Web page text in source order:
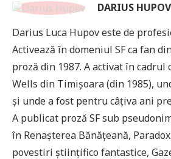
DARIUS HUPOV
Darius Luca Hupov este de
Activează în domeniul SF ca fan
proză din 1987. A activat în cadrul
Wells din Timișoara (din 1985),
și unde a fost pentru câțiva ani
A publicat proză SF sub
în Renașterea Bănățeană, Paradox
povestiri științifico fantastice,